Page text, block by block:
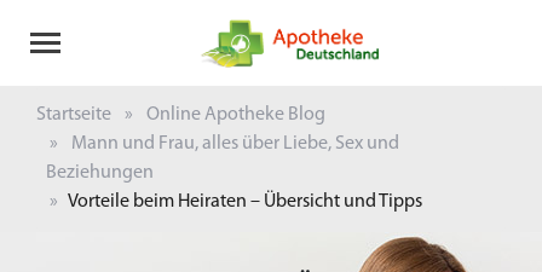
Startseite
Online Apotheke Blog
Mann und Frau, alles über Liebe, Sex und
Beziehungen
Vorteile beim Heiraten – Übersicht und Tipps